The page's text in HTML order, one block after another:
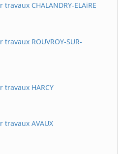
CHALANDRY-ELAiRE
ROUVROY-SUR-
travaux HARCY
travaux AVAUX